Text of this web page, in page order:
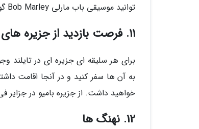
توانید موسیقی باب مارلی Bob Marley گوش دهید و نوشیدنی های مخصوص تایلند را امتحان کنید.
11. فرصت بازدید از جزیره های متعدد
برای هر سلیقه ای جزیره ای در تایلند
به آن ها سفر کنید و در آنجا اقامت
خواهید داشت. از جزیره بامیو در جزایر
12. نهنگ ها